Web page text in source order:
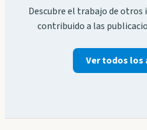
Descubre el trabajo de otros
contribuido a las
Ver todos los